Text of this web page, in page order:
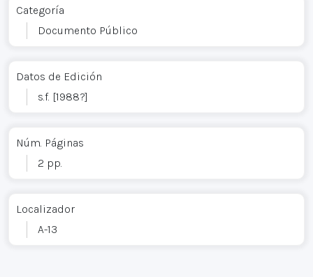
Categoría
Documento Público
Datos de Edición
s.f. [1988?]
Núm. Páginas
2 pp.
Localizador
A-13